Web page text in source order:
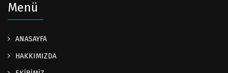
Menü
ANASAYFA
HAKKIMIZDA